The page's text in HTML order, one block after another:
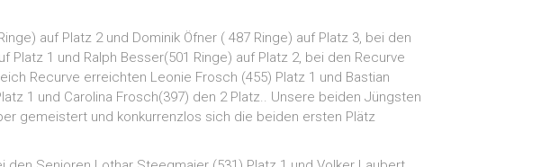
auf Platz 2 und Dominik Öfner ( 487 Ringe) auf Platz 3, bei den
Platz 1 und Ralph Besser(501 Ringe) auf Platz 2, bei den Recurve
Recurve erreichten Leonie Frosch (455) Platz 1 und Bastian
1 und Carolina Frosch(397) den 2 Platz.. Unsere beiden Jüngsten
gemeistert und konkurrenzlos sich die beiden ersten Plätz